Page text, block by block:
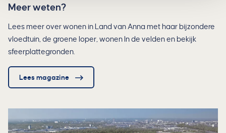
Meer weten?
Lees meer over wonen in Land van Anna met haar bijzondere
vloedtuin, de groene loper, wonen In de velden en bekijk
sfeerplattegronden.
Lees magazine